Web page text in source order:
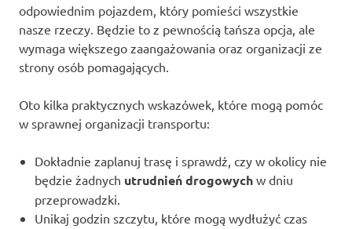
odpowiednim pojazdem, który pomieści wszystkie
nasze rzeczy. Będzie to z pewnością tańsza opcja, ale
wymaga większego zaangażowania oraz organizacji ze
strony osób pomagających.
Oto kilka praktycznych wskazówek, które mogą pomóc
w sprawnej organizacji transportu:
Dokładnie zaplanuj trasę i sprawdź, czy w okolicy nie
będzie żadnych utrudnień drogowych w dniu
przeprowadzki.
Unikaj godzin szczytu, które mogą wydłużyć czas